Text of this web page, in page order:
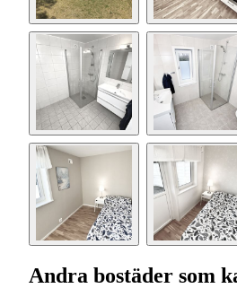
Andra bostäder som